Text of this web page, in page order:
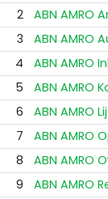
2
ABN AMRO
3
ABN AMRO
4
ABN AMRO
5
ABN AMRO
6
ABN AMRO
7
ABN AMRO
8
ABN AMRO
9
ABN AMRO